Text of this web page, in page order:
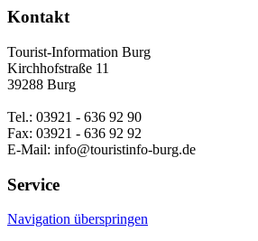
Kontakt
Tourist-Information Burg
Kirchhofstraße 11
39288 Burg
Tel.: 03921 - 636 92 90
Fax: 03921 - 636 92 92
E-Mail: info@touristinfo-burg.de
Service
Navigation überspringen